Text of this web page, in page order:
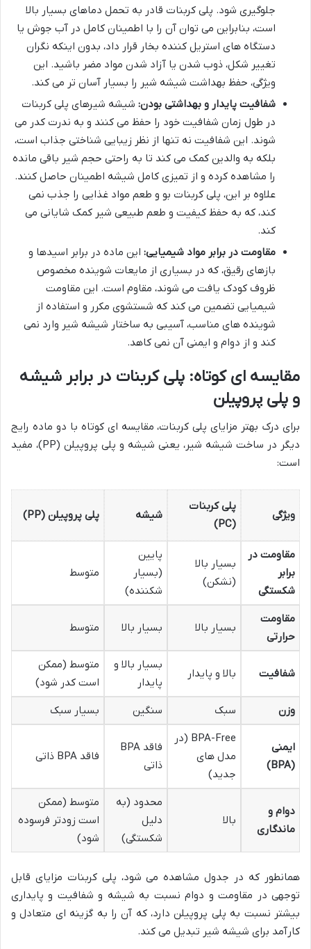
جلوگیری شود. پلی کربنات قادر به تحمل دماهای بسیار بالا
است، بنابراین می توان آن را با اطمینان کامل در آب جوش یا
دستگاه های استریل کننده بخار قرار داد، بدون اینکه نگران
تغییر شکل، ذوب شدن یا آزاد شدن مواد مضر باشید. این
ویژگی، حفظ بهداشت شیشه شیر را بسیار آسان تر می کند.
شفافیت پایدار و بهداشتی بودن: شیشه شیرهای پلی کربنات
در طول زمان شفافیت خود را حفظ می کنند و به ندرت کدر می
شوند. این شفافیت نه تنها از نظر زیبایی شناختی جذاب است،
بلکه به والدین کمک می کند تا به راحتی حجم شیر باقی مانده
را مشاهده کرده و از تمیزی کامل شیشه اطمینان حاصل کنند.
علاوه بر این، پلی کربنات بو و طعم مواد غذایی را جذب نمی
کند، که به حفظ کیفیت و طعم طبیعی شیر کمک شایانی می
کند.
مقاومت در برابر مواد شیمیایی: این ماده در برابر اسیدها و
بازهای رقیق، که در بسیاری از مایعات شوینده مخصوص
ظروف کودک یافت می شوند، مقاوم است. این مقاومت
شیمیایی تضمین می کند که شستشوی مکرر و استفاده از
شوینده های مناسب، آسیبی به ساختار شیشه شیر وارد نمی
کند و از دوام و ایمنی آن نمی کاهد.
مقایسه ای کوتاه: پلی کربنات در برابر شیشه
و پلی پروپیلن
برای درک بهتر مزایای پلی کربنات، مقایسه ای کوتاه با دو ماده رایج
دیگر در ساخت شیشه شیر، یعنی شیشه و پلی پروپیلن (PP)، مفید
است:
ویژگی
پلی کربنات
(PC)
شیشه پلی پروپیلن (PP)
مقاومت در
برابر
شکستگی
بسیار بالا
(نشکن)
پایین
(بسیار
شکننده)
متوسط
مقاومت
حرارتی
بسیار بالا بسیار بالا متوسط
شفافیت بالا و پایدار
بسیار بالا و
پایدار
متوسط (ممکن
است کدر شود)
وزن
سبک سنگین بسیار سبک
ایمنی
(BPA)
BPA-Free (در
مدل های
جدید)
فاقد BPA
ذاتی
فاقد BPA ذاتی
دوام و
ماندگاری
بالا
محدود (به
دلیل
شکستگی)
متوسط (ممکن
است زودتر فرسوده
شود)
همانطور که در جدول مشاهده می شود، پلی کربنات مزایای قابل
توجهی در مقاومت و دوام نسبت به شیشه و شفافیت و پایداری
بیشتر نسبت به پلی پروپیلن دارد، که آن را به گزینه ای متعادل و
کارآمد برای شیشه شیر تبدیل می کند.